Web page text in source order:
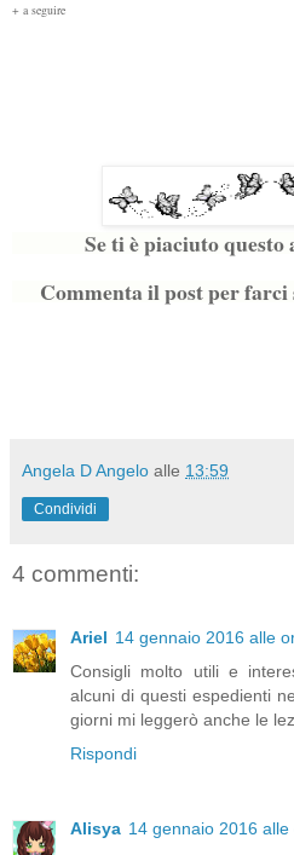
+ a seguire
Se ti è piaciuto
Commenta il post per
Angela D Angelo alle 13:59
Condividi
4 commenti:
Ariel 14 gennaio 2016 alle
Consigli molto utili e
alcuni di questi espedienti
giorni mi leggerò anche le
Rispondi
Alisya 14 gennaio 2016